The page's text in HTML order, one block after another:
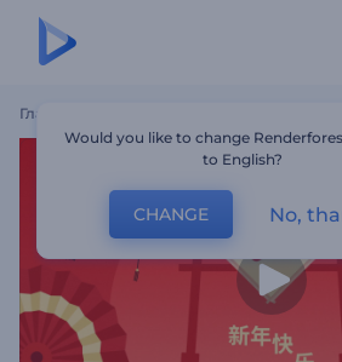
Главная
Would you like to change
to English?
CHANGE No,